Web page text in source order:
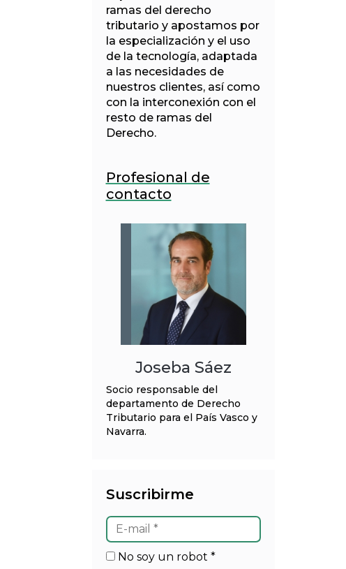
ramas del derecho
tributario y apostamos por
la especialización y el uso
de la tecnología, adaptada
a las necesidades de
nuestros clientes, así como
con la interconexión con el
resto de ramas del
Derecho.
Profesional de
contacto
Joseba Sáez
Socio responsable del
departamento de Derecho
Tributario para el País Vasco y
Navarra.
Suscribirme
No soy un robot *